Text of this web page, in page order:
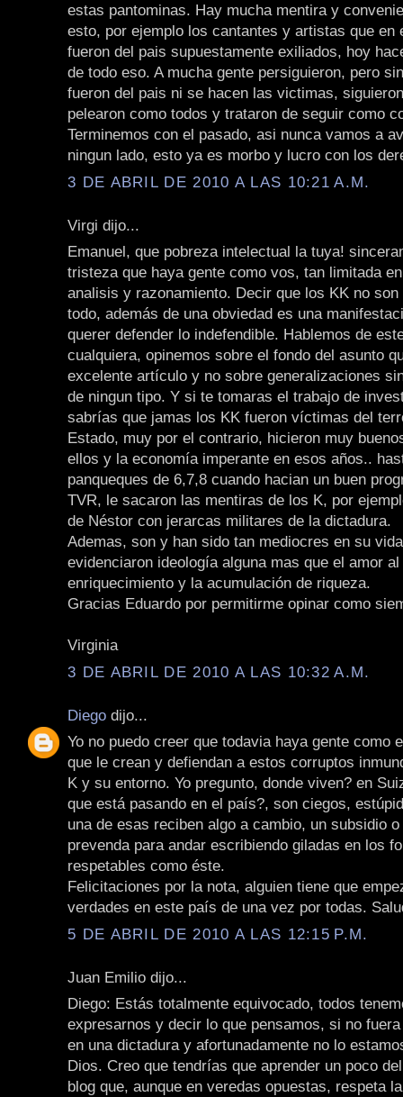
estas pantominas. Hay mucha mentira y
esto, por ejemplo los cantantes y artistas que en
fueron del pais supuestamente exiliados, hoy
de todo eso. A mucha gente persiguieron, pero
fueron del pais ni se hacen las victimas,
pelearon como todos y trataron de seguir como
Terminemos con el pasado, asi nunca vamos a
ningun lado, esto ya es morbo y lucro con los
3 DE ABRIL DE 2010 A LAS 10:21 A.M.
Virgi dijo...
Emanuel, que pobreza intelectual la tuya!
tristeza que haya gente como vos, tan limitada
analisis y razonamiento. Decir que los KK no son
todo, además de una obviedad es una
querer defender lo indefendible. Hablemos de
cualquiera, opinemos sobre el fondo del asunto
excelente artículo y no sobre generalizaciones
de ningun tipo. Y si te tomaras el trabajo de
sabrías que jamas los KK fueron víctimas del
Estado, muy por el contrario, hicieron muy
ellos y la economía imperante en esos años..
panqueques de 6,7,8 cuando hacian un buen
TVR, le sacaron las mentiras de los K, por
de Néstor con jerarcas militares de la dictadura.
Ademas, son y han sido tan mediocres en su
evidenciaron ideología alguna mas que el amor
enriquecimiento y la acumulación de riqueza.
Gracias Eduardo por permitirme opinar como
Virginia
3 DE ABRIL DE 2010 A LAS 10:32 A.M.
Diego dijo...
Yo no puedo creer que todavia haya gente como
que le crean y defiendan a estos corruptos
K y su entorno. Yo pregunto, donde viven? en
que está pasando en el país?, son ciegos,
una de esas reciben algo a cambio, un subsidio o
prevenda para andar escribiendo giladas en los
respetables como éste.
Felicitaciones por la nota, alguien tiene que
verdades en este país de una vez por todas.
5 DE ABRIL DE 2010 A LAS 12:15 P.M.
Juan Emilio dijo...
Diego: Estás totalmente equivocado, todos
expresarnos y decir lo que pensamos, si no
en una dictadura y afortunadamente no lo
Dios. Creo que tendrías que aprender un poco
blog que, aunque en veredas opuestas, respeta